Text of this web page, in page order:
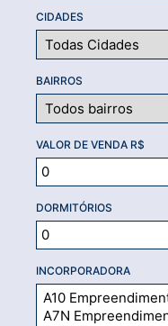
CIDADES
BAIRROS
VALOR DE VENDA R$
DORMITÓRIOS
INCORPORADORA